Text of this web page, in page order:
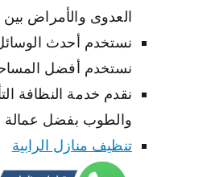
العدوى والأمراض
نستخدم أحدث
نستخدم أفضل
نقدم خدمة النظافة
والطوب بفضل عمالة
تنظيف منازل الرابية